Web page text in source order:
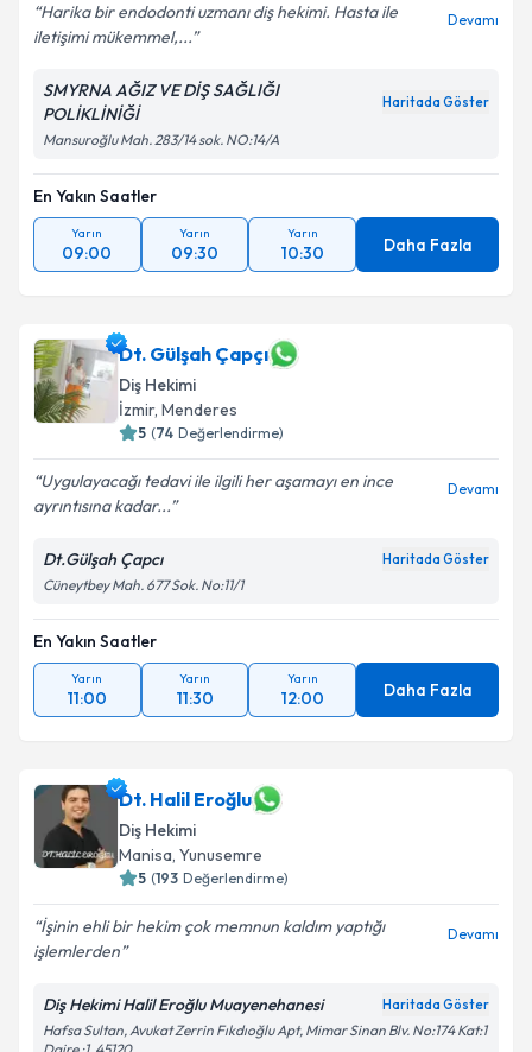
Harika bir endodonti uzmanı diş hekimi. Hasta ile
iletişimi mükemmel,...
Devamı
SMYRNA AĞIZ VE DİŞ SAĞLIĞI
POLİKLİNİĞİ
Haritada Göster
Mansuroğlu Mah. 283/14 sok. NO:14/A
En Yakın Saatler
Yarın
09:00
Yarın
09:30
Yarın
10:30 Daha Fazla
Dt. Gülşah Çapçı
Diş Hekimi
İzmir, Menderes
5 (74 Değerlendirme)
Uygulayacağı tedavi ile ilgili her aşamayı en ince
ayrıntısına kadar...
Devamı
Dt.Gülşah Çapcı Haritada Göster
Cüneytbey Mah. 677 Sok. No:11/1
En Yakın Saatler
Yarın
11:00
Yarın
11:30
Yarın
12:00 Daha Fazla
Dt. Halil Eroğlu
Diş Hekimi
Manisa, Yunusemre
5 (193 Değerlendirme)
İşinin ehli bir hekim çok memnun kaldım yaptığı
işlemlerden
Devamı
Diş Hekimi Halil Eroğlu Muayenehanesi Haritada Göster
Hafsa Sultan, Avukat Zerrin Fıkdıoğlu Apt, Mimar Sinan Blv. No:174 Kat:1